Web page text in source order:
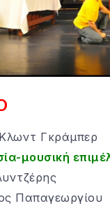
Γκράμπερ
μουσική
Παπαγεωργίου